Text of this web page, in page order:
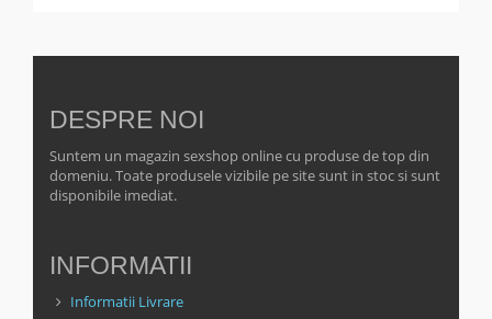
DESPRE NOI
Suntem un magazin sexshop online cu produse de top din
domeniu. Toate produsele vizibile pe site sunt in stoc si sunt
disponibile imediat.
INFORMATII
Informatii Livrare